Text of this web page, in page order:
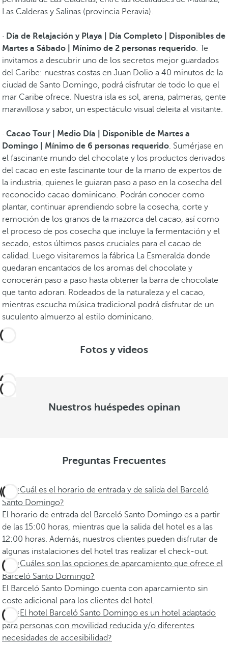
Las Calderas y Salinas (provincia Peravia).
· Día de Relajación y Playa | Día Completo | Disponibles de
Martes a Sábado | Mínimo de 2 personas requerido. Te
invitamos a descubrir uno de los secretos mejor guardados
del Caribe: nuestras costas en Juan Dolio a 40 minutos de la
ciudad de Santo Domingo, podrá disfrutar de todo lo que el
mar Caribe ofrece. Nuestra isla es sol, arena, palmeras, gente
maravillosa y sabor, un espectáculo visual deleita al visitante.
· Cacao Tour | Medio Día | Disponible de Martes a
Domingo | Mínimo de 6 personas requerido. Sumérjase en
el fascinante mundo del chocolate y los productos derivados
del cacao en este fascinante tour de la mano de expertos de
la industria, quienes le guiaran paso a paso en la cosecha del
reconocido cacao dominicano. Podrán conocer como
plantar, continuar aprendiendo sobre la cosecha, corte y
remoción de los granos de la mazorca del cacao, así como
el proceso de pos cosecha que incluye la fermentación y el
secado, estos últimos pasos cruciales para el cacao de
calidad. Luego visitaremos la fábrica La Esmeralda donde
quedaran encantados de los aromas del chocolate y
conocerán paso a paso hasta obtener la barra de chocolate
que tanto adoran. Rodeados de la naturaleza y el cacao,
mientras escucha música tradicional podrá disfrutar de un
suculento almuerzo al estilo dominicano.
Fotos y videos
Nuestros huéspedes opinan
Preguntas Frecuentes
¿Cuál es el horario de entrada y de salida del Barceló
Santo Domingo?
El horario de entrada del Barceló Santo Domingo es a partir
de las 15:00 horas, mientras que la salida del hotel es a las
12:00 horas. Además, nuestros clientes pueden disfrutar de
algunas instalaciones del hotel tras realizar el check-out.
¿Cuáles son las opciones de aparcamiento que ofrece el
Barceló Santo Domingo?
El Barceló Santo Domingo cuenta con aparcamiento sin
coste adicional para los clientes del hotel.
¿El hotel Barceló Santo Domingo es un hotel adaptado
para personas con movilidad reducida y/o diferentes
necesidades de accesibilidad?